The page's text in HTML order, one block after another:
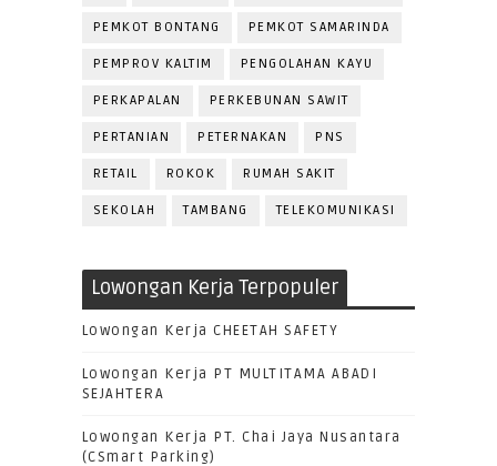
PEMKOT BONTANG PEMKOT SAMARINDA
PEMPROV KALTIM PENGOLAHAN KAYU
PERKAPALAN PERKEBUNAN SAWIT
PERTANIAN PETERNAKAN PNS
RETAIL ROKOK RUMAH SAKIT
SEKOLAH TAMBANG TELEKOMUNIKASI
Lowongan Kerja Terpopuler
Lowongan Kerja CHEETAH SAFETY
Lowongan Kerja PT MULTITAMA ABADI
SEJAHTERA
Lowongan Kerja PT. Chai Jaya Nusantara
(CSmart Parking)